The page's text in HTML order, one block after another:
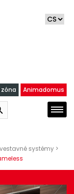
Animadomus
systémy >